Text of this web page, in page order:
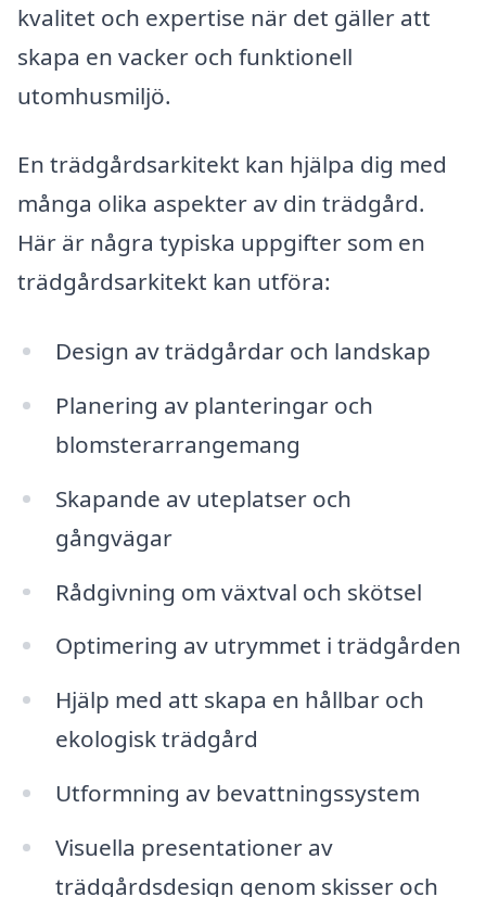
kvalitet och expertise när det gäller att
skapa en vacker och funktionell
utomhusmiljö.
En trädgårdsarkitekt kan hjälpa dig med
många olika aspekter av din trädgård.
Här är några typiska uppgifter som en
trädgårdsarkitekt kan utföra:
Design av trädgårdar och landskap
Planering av planteringar och
blomsterarrangemang
Skapande av uteplatser och
gångvägar
Rådgivning om växtval och skötsel
Optimering av utrymmet i trädgården
Hjälp med att skapa en hållbar och
ekologisk trädgård
Utformning av bevattningssystem
Visuella presentationer av
trädgårdsdesign genom skisser och